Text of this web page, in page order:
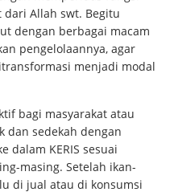
Allah swt. Begitu
dengan berbagai macam
pengelolaannya, agar
menjadi modal
bagi masyarakat atau
dan sedekah dengan
dalam KERIS sesuai
masing. Setelah ikan-
di jual atau di konsumsi